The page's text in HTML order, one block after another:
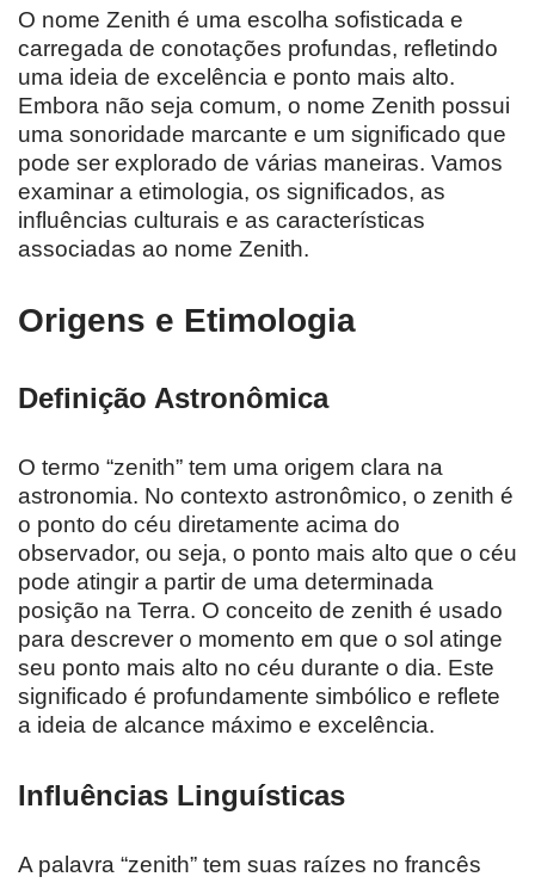
O nome Zenith é uma escolha sofisticada e
carregada de conotações profundas, refletindo
uma ideia de excelência e ponto mais alto.
Embora não seja comum, o nome Zenith possui
uma sonoridade marcante e um significado que
pode ser explorado de várias maneiras. Vamos
examinar a etimologia, os significados, as
influências culturais e as características
associadas ao nome Zenith.
Origens e Etimologia
Definição Astronômica
O termo “zenith” tem uma origem clara na
astronomia. No contexto astronômico, o zenith é
o ponto do céu diretamente acima do
observador, ou seja, o ponto mais alto que o céu
pode atingir a partir de uma determinada
posição na Terra. O conceito de zenith é usado
para descrever o momento em que o sol atinge
seu ponto mais alto no céu durante o dia. Este
significado é profundamente simbólico e reflete
a ideia de alcance máximo e excelência.
Influências Linguísticas
A palavra “zenith” tem suas raízes no francês